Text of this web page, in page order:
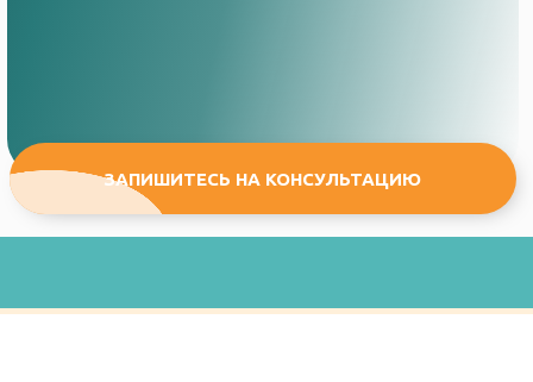
ЗАПИШИТЕСЬ НА КОНСУЛЬТАЦИЮ